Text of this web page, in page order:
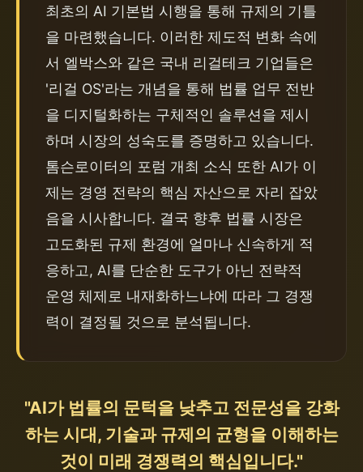
최초의 AI 기본법 시행을 통해 규제의 기틀
을 마련했습니다. 이러한 제도적 변화 속에
서 엘박스와 같은 국내 리걸테크 기업들은
'리걸 OS'라는 개념을 통해 법률 업무 전반
을 디지털화하는 구체적인 솔루션을 제시
하며 시장의 성숙도를 증명하고 있습니다.
톰슨로이터의 포럼 개최 소식 또한 AI가 이
제는 경영 전략의 핵심 자산으로 자리 잡았
음을 시사합니다. 결국 향후 법률 시장은
고도화된 규제 환경에 얼마나 신속하게 적
응하고, AI를 단순한 도구가 아닌 전략적
운영 체제로 내재화하느냐에 따라 그 경쟁
력이 결정될 것으로 분석됩니다.
"AI가 법률의 문턱을 낮추고 전문성을 강화
하는 시대, 기술과 규제의 균형을 이해하는
것이 미래 경쟁력의 핵심입니다."